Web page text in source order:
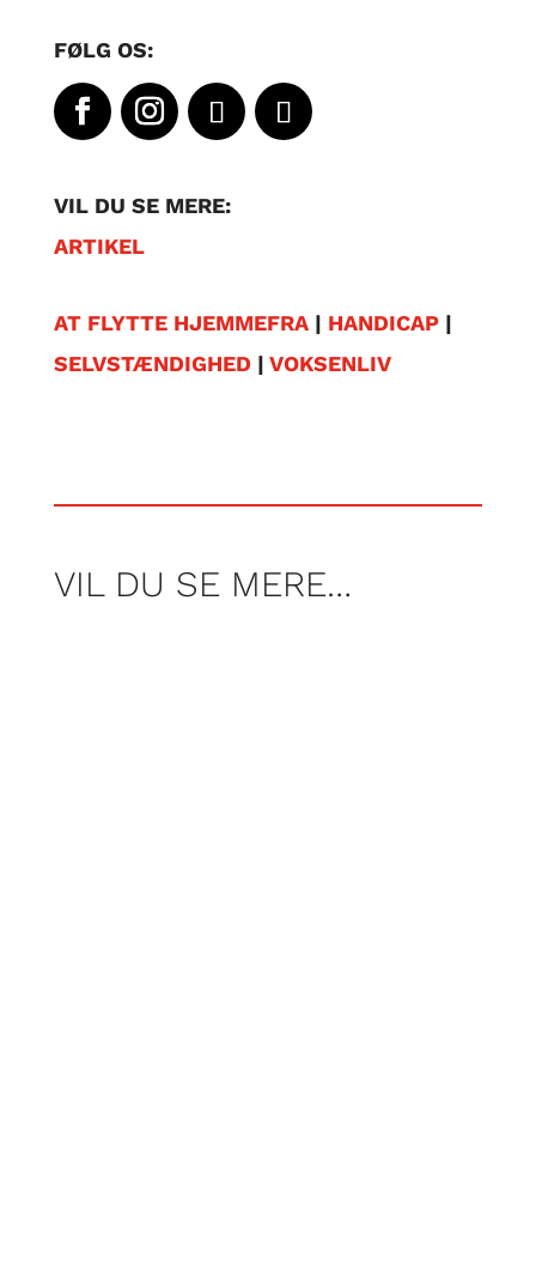
FØLG OS:
VIL DU SE MERE:
ARTIKEL
AT FLYTTE HJEMMEFRA| HANDICAP|
SELVSTÆNDIGHED | VOKSENLIV
VIL DU SE MERE…